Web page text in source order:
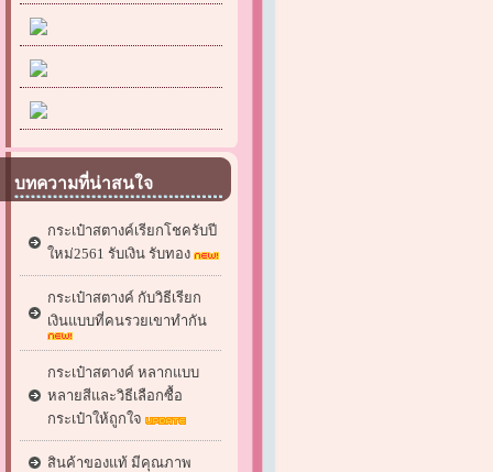
บทความที่น่าสนใจ
กระเป๋าสตางค์เรียกโชครับปี
ใหม่2561 รับเงิน รับทอง
กระเป๋าสตางค์ กับวิธีเรียก
เงินแบบที่คนรวยเขาทำกัน
กระเป๋าสตางค์ หลากแบบ
หลายสีและวิธีเลือกซื้อ
กระเป๋าให้ถูกใจ
สินค้าของแท้ มีคุณภาพ